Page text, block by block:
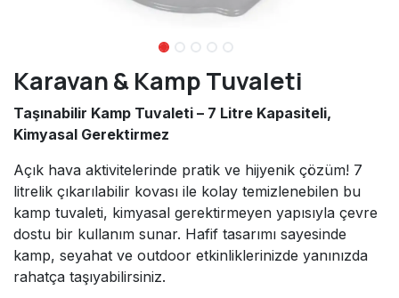
Karavan & Kamp Tuvaleti
Taşınabilir Kamp Tuvaleti – 7 Litre Kapasiteli,
Kimyasal Gerektirmez
Açık hava aktivitelerinde pratik ve hijyenik çözüm! 7
litrelik çıkarılabilir kovası ile kolay temizlenebilen bu
kamp tuvaleti, kimyasal gerektirmeyen yapısıyla çevre
dostu bir kullanım sunar. Hafif tasarımı sayesinde
kamp, seyahat ve outdoor etkinliklerinizde yanınızda
rahatça taşıyabilirsiniz.